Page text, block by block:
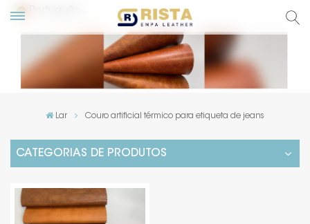
Lar Couro artificial térmico para etiqueta de jeans
CATEGORIAS DE PRODUTOS